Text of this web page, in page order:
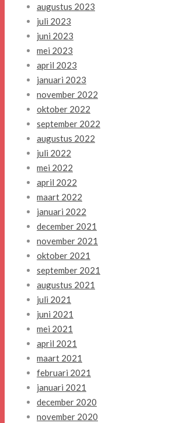
augustus 2023
juli 2023
juni 2023
mei 2023
april 2023
januari 2023
november 2022
oktober 2022
september 2022
augustus 2022
juli 2022
mei 2022
april 2022
maart 2022
januari 2022
december 2021
november 2021
oktober 2021
september 2021
augustus 2021
juli 2021
juni 2021
mei 2021
april 2021
maart 2021
februari 2021
januari 2021
december 2020
november 2020